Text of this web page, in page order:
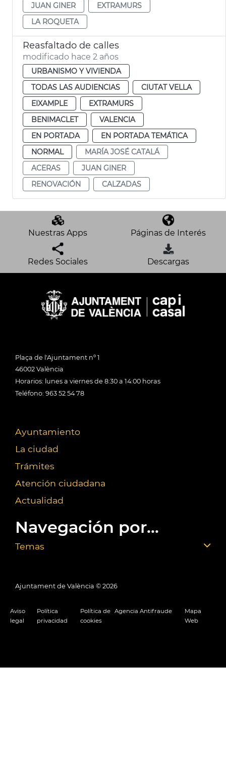
JUAN GINER
EXTRAMURS
LA ROQUETA
Reasfaltado de calles
modificado hace 2 años
URBANISMO Y VIVIENDA
TODAS LAS AUDIENCIAS
CIUTAT VELLA
EIXAMPLE
EXTRAMURS
BENIMACLET
VALENCIA
EN PORTADA
EN PORTADA TEMÁTICA
NORMAL
MARÍA JOSÉ CATALÁ
ACERAS
JUAN GINER
RENOVACIÓN
CALZADAS
Nuestras Apps Páginas de Interés
Redes Sociales Descargas
Plaça de l'Ajuntament nº 1
46002 València
Horarios: lunes a viernes de 8:30 a 14:00 horas
Teléfono: 963 52 54 78
Ayuntamiento
La ciudad
Trámites
Atención ciudadana
Actualidad
Navegación por...
Temas
Ajuntament de València © 2026
Aviso
legal
Política
privacidad
Política de
cookies
Agencia Antifraude
Mapa
Web